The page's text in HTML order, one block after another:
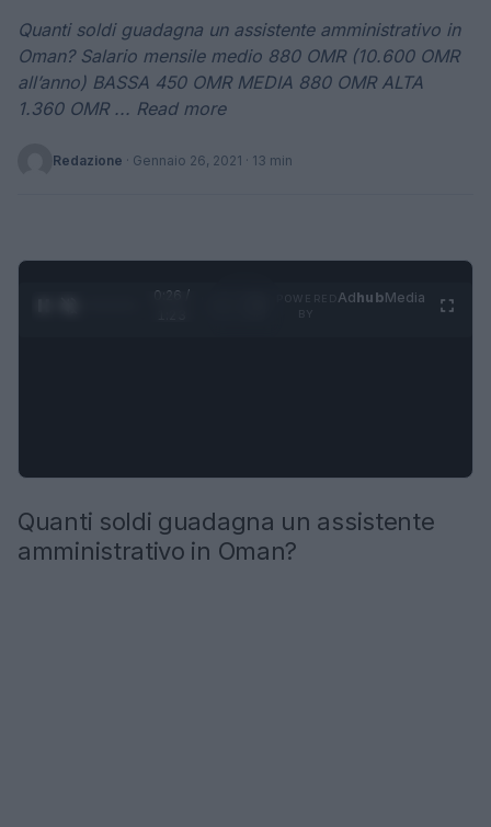
Quanti soldi guadagna un assistente amministrativo in
Oman? Salario mensile medio 880 OMR (10.600 OMR
all’anno) BASSA 450 OMR MEDIA 880 OMR ALTA
1.360 OMR ... Read more
Redazione · Gennaio 26, 2021 · 13 min
0:27 /
AdhubMedia
Quanti soldi guadagna un assistente
amministrativo in Oman?